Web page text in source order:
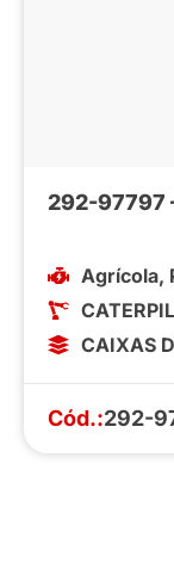
292-97797
Agrícola,
CAIXAS
Cód.:292-